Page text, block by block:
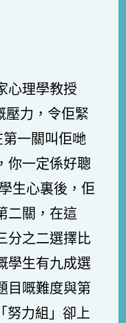
心理學教授
壓力，令佢緊
一關叫佢哋
你一定係好聰
生心裏後，佢
二關，在這
分之二選擇比
學生有九成選
目嘅難度與第
努力組」卻上